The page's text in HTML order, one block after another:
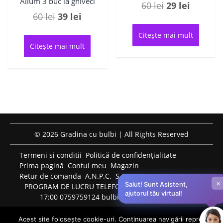
60leiPrețul
a
fost:
39 lei
este:
39 lei.
Citește mai mult
60lei Prețul
a
fost:
29 leiPrețul
este:
29 lei.
Citește mai mult
© 2026 Gradina cu bulbi | All Rights Reserved
Termeni si conditii Politică de confidențialitate
Prima pagină Contul meu Magazin
Retur de comanda A.N.P.C. S.O.L.
PROGRAM DE LUCRU TELEFONIC: LUNI-VINERI: 09:00-
17:00 0759759124 bulbiflori.ro@gmail.com
Salut! Sunt Asistent,
ajutorul tău virtual!
×
Acest site folosește cookie-uri. Continuarea navigării reprezintă